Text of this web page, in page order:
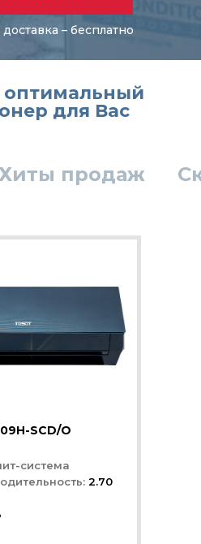
– бесплатно
для Вас
продаж
SCD/O
система
2.70